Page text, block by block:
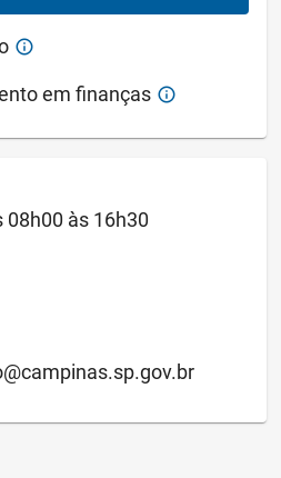
info
em finanças info
08h00 às 16h30